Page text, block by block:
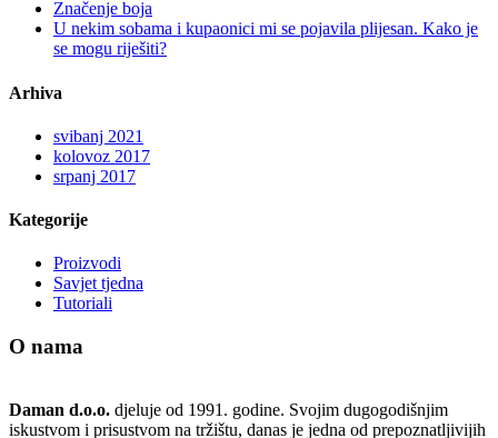
Značenje boja
U nekim sobama i kupaonici mi se pojavila plijesan. Kako je
se mogu riješiti?
Arhiva
svibanj 2021
kolovoz 2017
srpanj 2017
Kategorije
Proizvodi
Savjet tjedna
Tutoriali
O nama
Daman d.o.o. djeluje od 1991. godine. Svojim dugogodišnjim
iskustvom i prisustvom na tržištu, danas je jedna od prepoznatljivijih